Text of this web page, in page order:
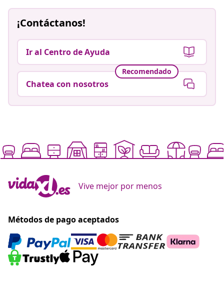
¡Contáctanos!
Ir al Centro de Ayuda
Recomendado
Chatea con nosotros
Vive mejor por menos
Métodos de pago aceptados